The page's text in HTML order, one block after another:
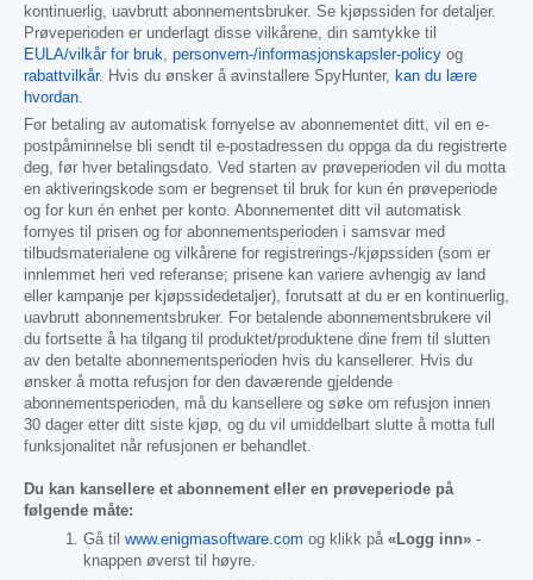
kontinuerlig, uavbrutt abonnementsbruker. Se kjøpssiden for detaljer.
Prøveperioden er underlagt disse vilkårene, din samtykke til
EULA/vilkår for bruk, personvern-/informasjonskapsler-policy og
rabattvilkår. Hvis du ønsker å avinstallere SpyHunter, kan du lære
hvordan.
For betaling av automatisk fornyelse av abonnementet ditt, vil en e-
postpåminnelse bli sendt til e-postadressen du oppga da du registrerte
deg, før hver betalingsdato. Ved starten av prøveperioden vil du motta
en aktiveringskode som er begrenset til bruk for kun én prøveperiode
og for kun én enhet per konto. Abonnementet ditt vil automatisk
fornyes til prisen og for abonnementsperioden i samsvar med
tilbudsmaterialene og vilkårene for registrerings-/kjøpssiden (som er
innlemmet heri ved referanse; prisene kan variere avhengig av land
eller kampanje per kjøpssidedetaljer), forutsatt at du er en kontinuerlig,
uavbrutt abonnementsbruker. For betalende abonnementsbrukere vil
du fortsette å ha tilgang til produktet/produktene dine frem til slutten
av den betalte abonnementsperioden hvis du kansellerer. Hvis du
ønsker å motta refusjon for den daværende gjeldende
abonnementsperioden, må du kansellere og søke om refusjon innen
30 dager etter ditt siste kjøp, og du vil umiddelbart slutte å motta full
funksjonalitet når refusjonen er behandlet.
Du kan kansellere et abonnement eller en prøveperiode på
følgende måte:
Gå til www.enigmasoftware.com og klikk på «Logg inn» -
knappen øverst til høyre.